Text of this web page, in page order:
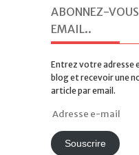
ABONNEZ-VOUS
EMAIL..
Entrez votre adresse
blog et recevoir une
article par email.
Adresse
mailSouscrire